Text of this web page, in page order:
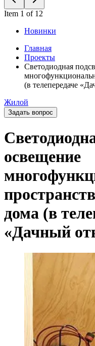
Item 1 of 12
Новинки
Главная
Проекты
Светодиодная
(в телепередаче
Жилой
Задать вопрос
освещение
дома (в
«Дачный